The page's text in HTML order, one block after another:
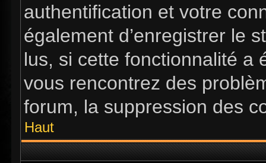
authentification et votre
également d’enregistrer le
lus, si cette fonctionnalité a
vous rencontrez des
forum, la suppression des
Haut